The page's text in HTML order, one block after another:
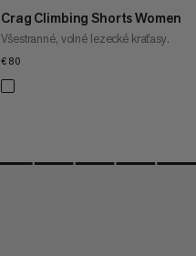
Crag Climbing Shorts Women
Všestranné, volné lezecké kraťasy.
€80